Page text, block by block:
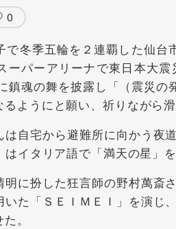
0
冬季五輪を２連覇した仙台
ーパーアリーナで東日本大
鎮魂の舞を披露し「（震災
ようにと願い、祈りながら滑
自宅から避難所に向かう夜
イタリア語で「満天の星」
に扮した狂言師の野村萬斎
いた「ＳＥＩＭＥＩ」を演じ
。